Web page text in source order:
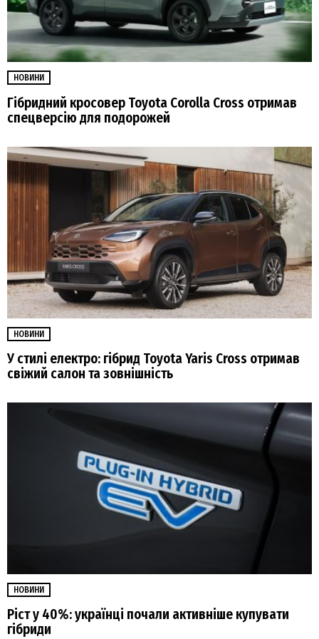
НОВИНИ
Гібридний кросовер Toyota Corolla Cross отримав
спецверсію для подорожей
НОВИНИ
У стилі електро: гібрид Toyota Yaris Cross отримав
свіжий салон та зовнішність
НОВИНИ
Ріст у 40%: українці почали активніше купувати
гібриди